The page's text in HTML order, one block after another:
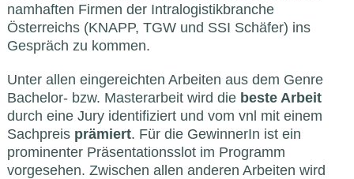
namhaften Firmen der Intralogistikbranche
Österreichs (KNAPP, TGW und SSI Schäfer) ins
Gespräch zu kommen.
Unter allen eingereichten Arbeiten aus dem Genre
Bachelor- bzw. Masterarbeit wird die beste Arbeit
durch eine Jury identifiziert und vom vnl mit einem
Sachpreis prämiert. Für die GewinnerIn ist ein
prominenter Präsentationsslot im Programm
vorgesehen. Zwischen allen anderen Arbeiten wird